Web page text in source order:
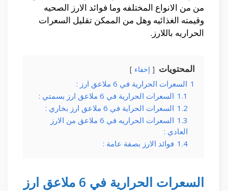
من من الانواع المختلفه وما فوائد الارز الصحيه
وقيمته الغذائيه وهل من الممكن تقليل السعرات
الحراريه باللارز.
المحتويات إخفاء
1 السعرات الحرارية في 6 ملاعق ارز :
1.1 السعرات الحرارية في 6 ملاعق ارز بسمتي :
1.2 السعرات الحراية في 6 ملاعق ارز بخاري :
1.3
السعرات الحراريه في 6 ملاعق من الارز
العادي :
1.4 فوائد الارز بصفة عامة :
السعرات الحرارية في 6 ملاعق ارز